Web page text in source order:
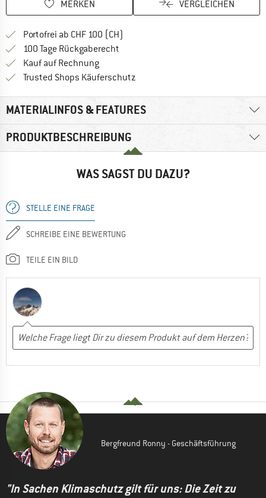
MERKEN VERGLEICHEN
Portofrei ab CHF 100 (CH)
100 Tage Rückgaberecht
Kauf auf RechnungFinde die Zahlungs-Infos hier! Öffnet
Trusted Shops Käuferschutz
MATERIALINFOS & FEATURES
PRODUKTBESCHREIBUNG
WAS SAGST DU DAZU?
STELLE EINE FRAGE
SCHREIBE EINE BEWERTUNG
TEILE EIN BILD
Bergfreund Ronny - Geschäftsführung
"In Sachen Klimaschutz gilt für uns: Die Zeit zu